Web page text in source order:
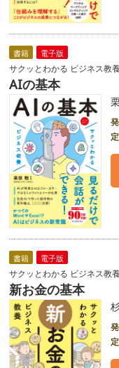
書籍 電子版
サクッとわかる ビジネス教
AIの基本
書籍 電子版
サクッとわかる ビジネス教
新お金の基本